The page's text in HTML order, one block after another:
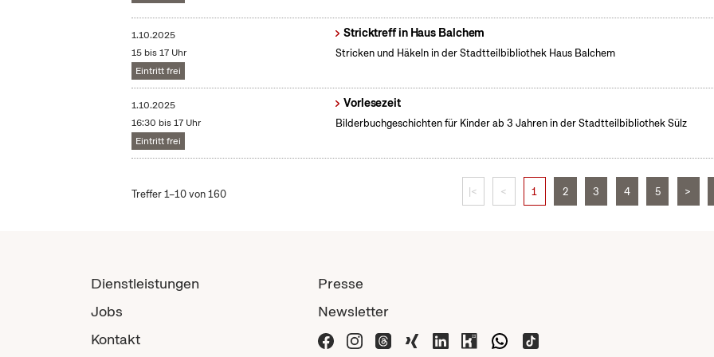
1.10.2025
15 bis 17 Uhr
Eintritt frei
Stricktreff in Haus Balchem
Stricken und Häkeln in der Stadtteilbibliothek Haus Balchem
1.10.2025
16:30 bis 17 Uhr
Eintritt frei
Vorlesezeit
Bilderbuchgeschichten für Kinder ab 3 Jahren in der Stadtteilbibliothek Sülz
Treffer 1–10 von 160 |< < 1 2 3 4 5 >
Dienstleistungen
Jobs
Kontakt
Presse
Newsletter